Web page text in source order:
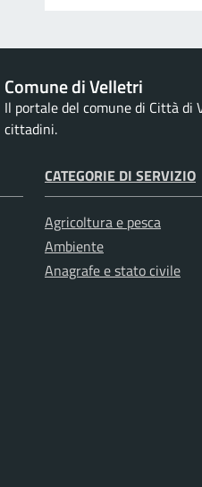
Comune di Velletri
Il portale del comune di Città
cittadini.
CATEGORIE DI SERVIZIO
Agricoltura e pesca
Ambiente
Anagrafe e stato civile